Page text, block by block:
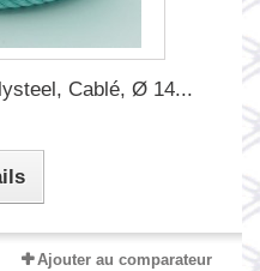
Cablé, Ø 14...
Ajouter au comparateur